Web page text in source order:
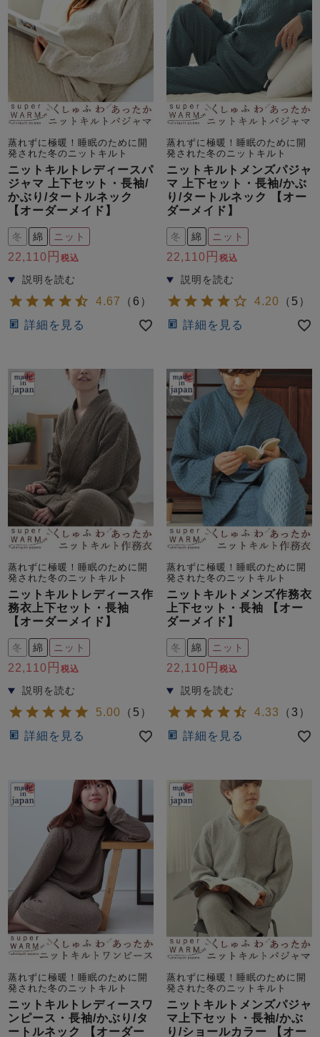
蒸れずに極暖！睡眠のために開
発された冬のニットキルト
ニットキルトレディースパ
ジャマ 上下セット・長袖/
かぶり/タートルネック
【オーダーメイド】
冬 綿 ニット
22,110 税込
4.67 （ 6 ）
詳細を見る
蒸れずに極暖！睡眠のために開
発された冬のニットキルト
ニットキルトメンズパジャ
マ 上下セット・長袖/かぶ
り/タートルネック 【オー
ダーメイド】
冬 綿 ニット
22,110 税込
4.20 （ 5 ）
詳細を見る
蒸れずに極暖！睡眠のために開
発された冬のニットキルト
ニットキルトレディース作
務衣上下セット・長袖
【オーダーメイド】
冬 綿 ニット
22,110 税込
5.00 （ 5 ）
詳細を見る
蒸れずに極暖！睡眠のために開
発された冬のニットキルト
ニットキルトメンズ作務衣
上下セット・長袖 【オー
ダーメイド】
冬 綿 ニット
22,110 税込
4.33 （3 ）
詳細を見る
蒸れずに極暖！睡眠のために開
発された冬のニットキルト
ニットキルトレディースワ
ンピース・長袖/かぶり/タ
ートルネック 【オーダー
蒸れずに極暖！睡眠のために開
発された冬のニットキルト
ニットキルトメンズパジャ
マ上下セット・長袖/かぶ
り/ショールカラー 【オー